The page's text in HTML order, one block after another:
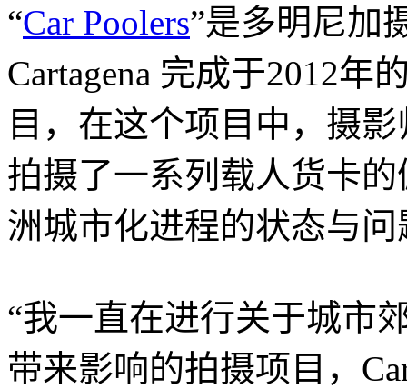
“Car Poolers”是多明尼加
Cartagena 完成于2012年
目，在这个项目中，摄
拍摄了一系列载人货卡
洲城市化进程的状态与
“我一直在进行关于城市
带来影响的拍摄项目，